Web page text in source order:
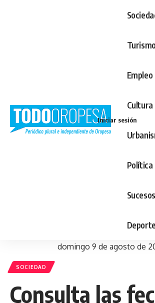
Turismo
Empleo
Cultura
Política
Sucesos
Deporte
Iniciar sesión
domingo 9 de agosto de
SOCIEDAD
Consulta las